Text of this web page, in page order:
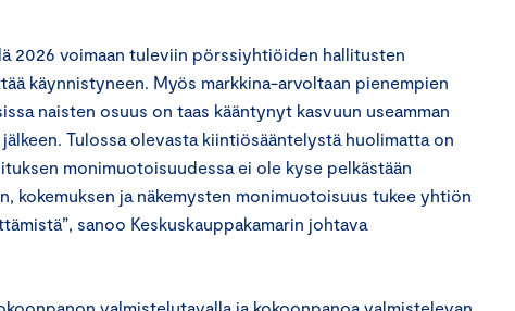
2026 voimaan tuleviin pörssiyhtiöiden hallitusten
käynnistyneen. Myös markkina-arvoltaan pienempien
naisten osuus on taas kääntynyt kasvuun useamman
Tulossa olevasta kiintiösääntelystä huolimatta on
monimuotoisuudessa ei ole kyse pelkästään
kokemuksen ja näkemysten monimuotoisuus tukee yhtiön
sanoo Keskuskauppakamarin johtava
valmistelutavalla ja kokoonpanoa valmistelevan